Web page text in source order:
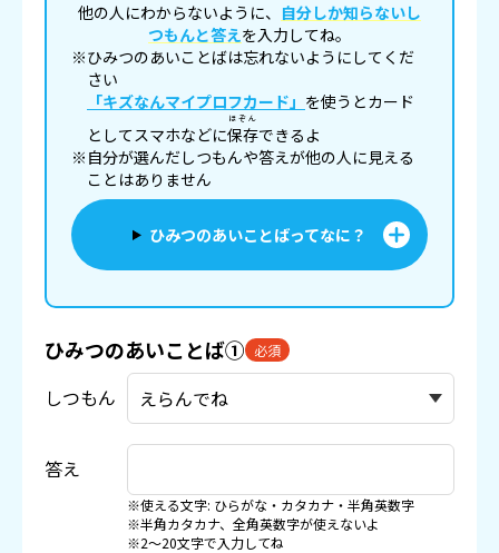
他の人にわからないように、 自分しか知らないし
つもんと答えを入力してね。
※ひみつのあいことばは忘れないようにしてくだ
さい
「キズなんマイプロフカード」 を使うとカード
としてスマホなどに保存
ほぞん
できるよ
※自分が選んだしつもんや答えが他の人に見える
ことはありません
ひみつのあいことばってなに？
ひみつのあいことば① 必須
しつもん
答え
※使える文字: ひらがな・カタカナ・半角英数字
※半角カタカナ、全角英数字が使えないよ
※2〜20文字で入力してね